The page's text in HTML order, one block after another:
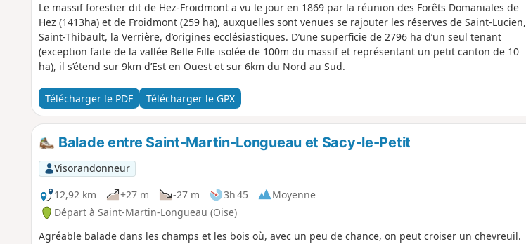
Le massif forestier dit de Hez-Froidmont a vu le jour en 1869 par la réunion des Forêts Domaniales de
Hez (1413ha) et de Froidmont (259 ha), auxquelles sont venues se rajouter les réserves de Saint-Lucien,
Saint-Thibault, la Verrière, d’origines ecclésiastiques. D’une superficie de 2796 ha d’un seul tenant
(exception faite de la vallée Belle Fille isolée de 100m du massif et représentant un petit canton de 10
ha), il s’étend sur 9km d’Est en Ouest et sur 6km du Nord au Sud.
Télécharger le PDF Télécharger le GPX
Balade entre Saint-Martin-Longueau et Sacy-le-Petit
Visorandonneur
12,92 km
+27 m -27 m 3h 45
Moyenne
Départ à Saint-Martin-Longueau (Oise)
Agréable balade dans les champs et les bois où, avec un peu de chance, on peut croiser un chevreuil.